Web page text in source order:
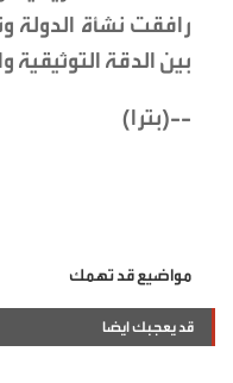
رافقت نشأة الدولة
بين الدقة
--(بترا)
مواضيع قد تهمك
قد يعجبك ايضا